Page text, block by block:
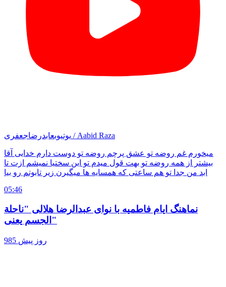
یوتیوب عابدرضاجعفری / Aabid Raza
میخورم غم روضه تو عشق پرچم روضه تو دوست دارم خدایی آقا
بیشتر از همه روضه تو بهت قول میدم تو این سختیا نمیشم ازت تا
ابد من جدا تو هم ساعتی که همسایه ها میگیرن زیر تابوتم رو بیا
05:46
نماهنگ ایام فاطمیه با نوای عبدالرضا هلالی "ناحلة
الجسم یعنی"
985 روز پیش